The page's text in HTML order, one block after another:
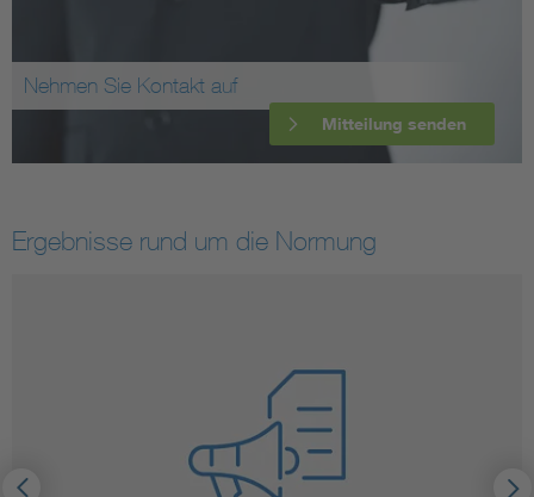
Nehmen Sie Kontakt auf
Mitteilung senden
Ergebnisse rund um die Normung